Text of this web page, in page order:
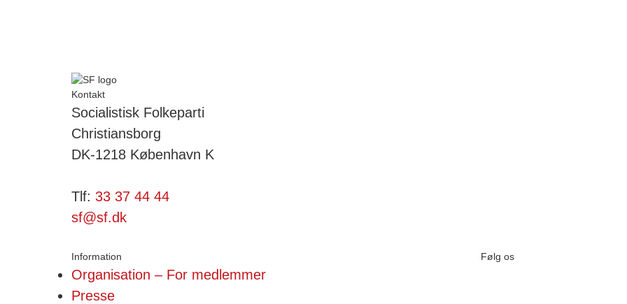
Kontakt
Socialistisk Folkeparti
Christiansborg
DK-1218 København K
Tlf: 33 37 44 44
sf@sf.dk
Information
Organisation – For medlemmer
Presse
Følg os